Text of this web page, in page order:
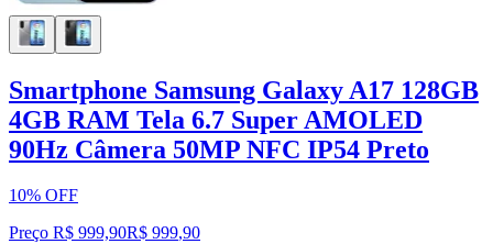
Smartphone Samsung Galaxy A17 128GB
4GB RAM Tela 6.7 Super AMOLED
90Hz Câmera 50MP NFC IP54 Preto
10% OFF
Preço R$ 999,90R$ 999,90